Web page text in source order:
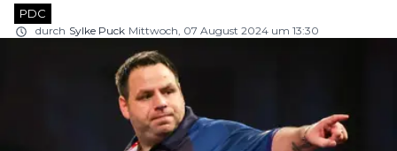
PDC
durch Sylke Puck Mittwoch, 07 August 2024 um 13:30